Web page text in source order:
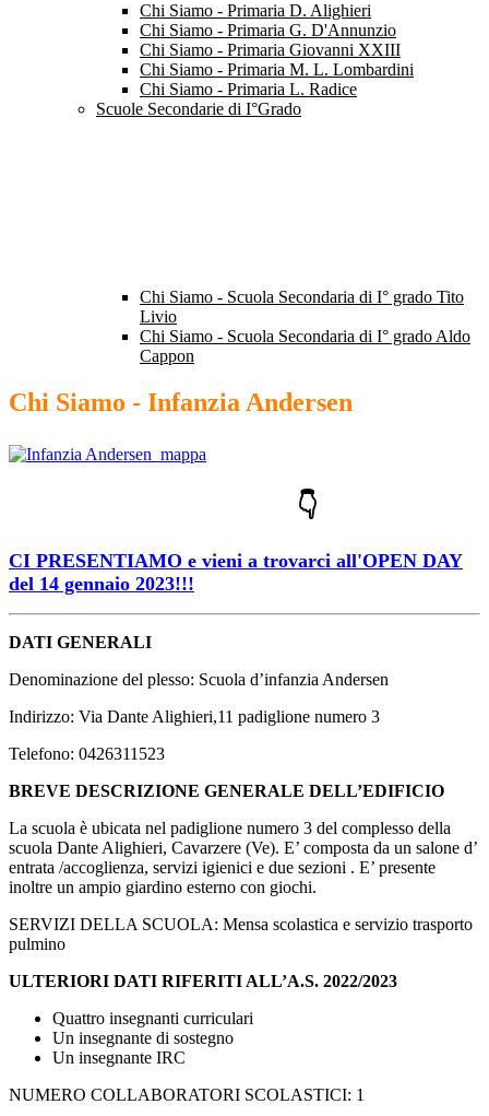
Chi Siamo - Primaria D. Alighieri
Chi Siamo - Primaria G. D'Annunzio
Chi Siamo - Primaria Giovanni XXIII
Chi Siamo - Primaria M. L. Lombardini
Chi Siamo - Primaria L. Radice
Scuole Secondarie di I°Grado
Chi Siamo - Scuola Secondaria di I° grado Tito
Livio
Chi Siamo - Scuola Secondaria di I° grado Aldo
Cappon
Chi Siamo - Infanzia Andersen
👇
CI PRESENTIAMO e vieni a trovarci all'OPEN DAY
del 14 gennaio 2023!!!
DATI GENERALI
Denominazione del plesso: Scuola d’infanzia Andersen
Indirizzo: Via Dante Alighieri,11 padiglione numero 3
Telefono: 0426311523
BREVE DESCRIZIONE GENERALE DELL’EDIFICIO
La scuola è ubicata nel padiglione numero 3 del complesso della
scuola Dante Alighieri, Cavarzere (Ve). E’ composta da un salone d’
entrata /accoglienza, servizi igienici e due sezioni . E’ presente
inoltre un ampio giardino esterno con giochi.
SERVIZI DELLA SCUOLA: Mensa scolastica e servizio trasporto
pulmino
ULTERIORI DATI RIFERITI ALL’A.S. 2022/2023
Quattro insegnanti curriculari
Un insegnante di sostegno
Un insegnante IRC
NUMERO COLLABORATORI SCOLASTICI: 1